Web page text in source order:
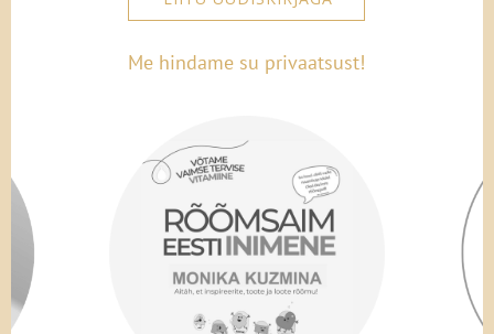
Me hindame su privaatsust!